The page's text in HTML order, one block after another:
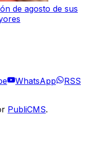
de agosto de sus
WhatsApp RSS
PubliCMS.